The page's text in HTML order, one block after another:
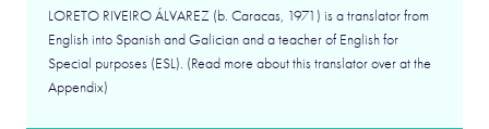
LORETO RIVEIRO ÁLVAREZ (b. Caracas, 1971) is a translator from
English into Spanish and Galician and a teacher of English for
Special purposes (ESL). (Read more about this translator over at the
Appendix)